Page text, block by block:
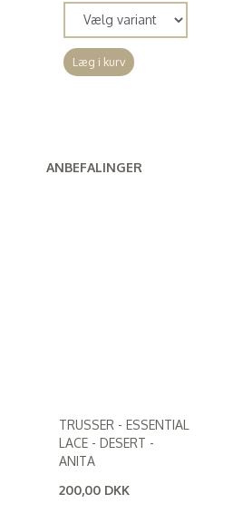
Læg i kurv
ANBEFALINGER
TRUSSER - ESSENTIAL
LACE - DESERT -
ANITA
200,00 DKK